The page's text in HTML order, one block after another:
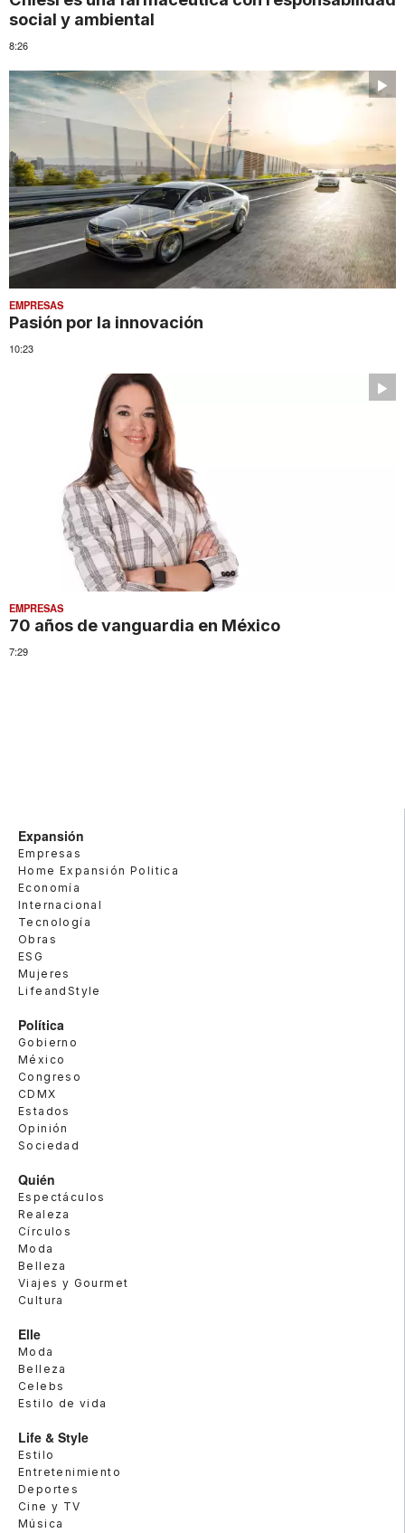
social y ambiental
8:26
EMPRESAS
Pasión por la innovación
10:23
EMPRESAS
70 años de vanguardia en México
7:29
Expansión
Empresas
Home Expansión Politica
Economía
Internacional
Tecnología
Obras
ESG
Mujeres
LifeandStyle
Política
Gobierno
México
Congreso
CDMX
Estados
Opinión
Sociedad
Quién
Espectáculos
Realeza
Círculos
Moda
Belleza
Viajes y Gourmet
Cultura
Elle
Moda
Belleza
Celebs
Estilo de vida
Life & Style
Estilo
Entretenimiento
Deportes
Cine y TV
Música